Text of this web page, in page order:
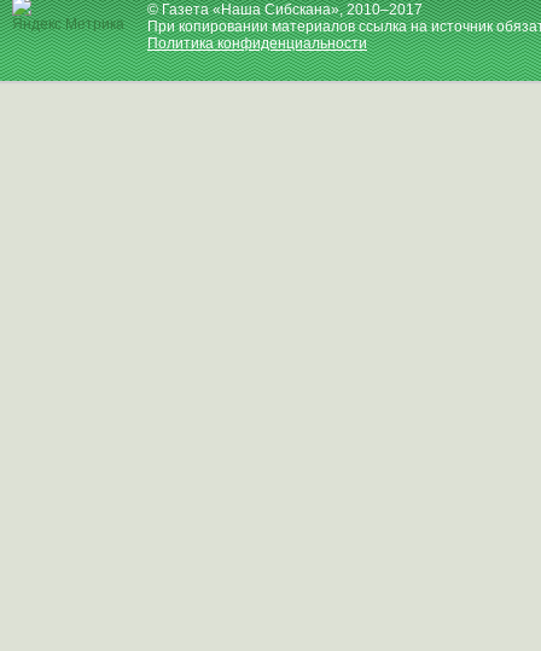
© Газета «Наша Сибскана», 2010–2017
При копировании материалов ссылка на источник
Политика конфиденциальности